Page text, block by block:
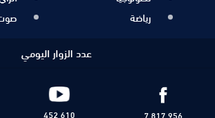
رياضة
عدد الزوار اليومي
7 817 956
452 610